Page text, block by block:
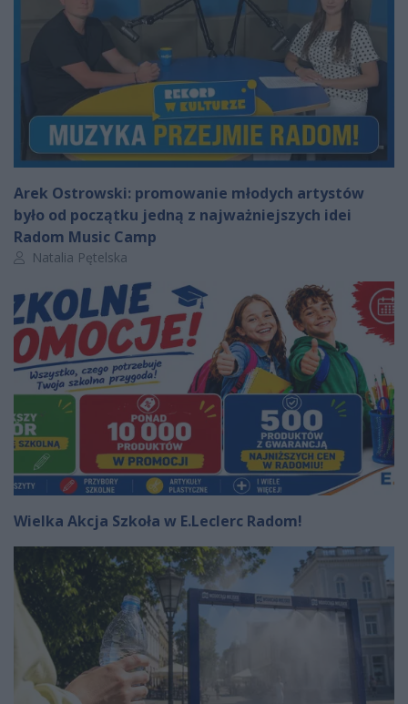
Arek Ostrowski: promowanie młodych artystów
było od początku jedną z najważniejszych idei
Radom Music Camp
Autor artykułu:
Natalia Pętelska
Wielka Akcja Szkoła w E.Leclerc Radom!